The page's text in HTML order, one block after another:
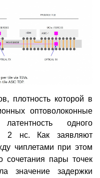
плотность которой в
оптоволоконные
одного
2 нс. Как заявляют
чиплетами при этом
пары точек
значение задержки